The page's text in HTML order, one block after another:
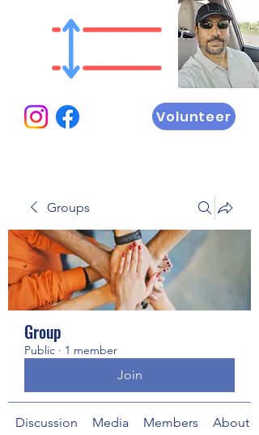
Volunteer
Groups
Group
Public · 1 member
Join
Discussion Media Members About